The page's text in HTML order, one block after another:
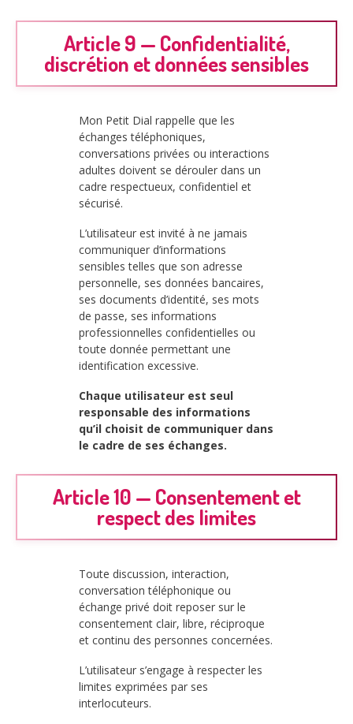
Article 9 — Confidentialité,
discrétion et données sensibles
Mon Petit Dial rappelle que les
échanges téléphoniques,
conversations privées ou interactions
adultes doivent se dérouler dans un
cadre respectueux, confidentiel et
sécurisé.
L’utilisateur est invité à ne jamais
communiquer d’informations
sensibles telles que son adresse
personnelle, ses données bancaires,
ses documents d’identité, ses mots
de passe, ses informations
professionnelles confidentielles ou
toute donnée permettant une
identification excessive.
Chaque utilisateur est seul
responsable des informations
qu’il choisit de communiquer dans
le cadre de ses échanges.
Article 10 — Consentement et
respect des limites
Toute discussion, interaction,
conversation téléphonique ou
échange privé doit reposer sur le
consentement clair, libre, réciproque
et continu des personnes concernées.
L’utilisateur s’engage à respecter les
limites exprimées par ses
interlocuteurs.